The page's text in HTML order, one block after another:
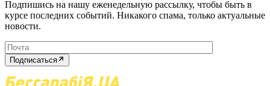
Подпишись на нашу еженедельную рассылку, чтобы быть в
курсе последних событий. Никакого спама, только актуальные
новости.
Подписаться